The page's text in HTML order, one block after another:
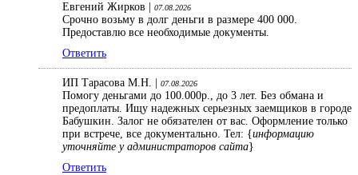
Евгений Жирков | 07.08.2026
Срочно возьму в долг деньги в размере 400 000.
Предоставлю все необходимые документы.
Ответить
ИП Тарасова М.Н. | 07.08.2026
Помогу деньгами до 100.000р., до 3 лет. Без обмана и
предоплаты. Ищу надежных серьезных заемщиков в городе
Бабушкин. Залог не обязателен от вас. Оформление только
при встрече, все документально. Тел: {информацию
уточняйте у администраторов сайта}
Ответить